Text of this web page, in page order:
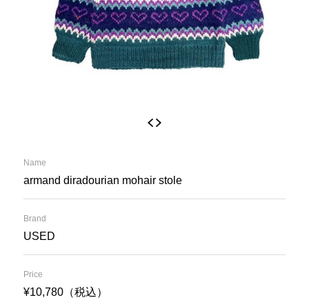
Name
armand diradourian mohair stole
Brand
USED
Price
¥10,780（税込）